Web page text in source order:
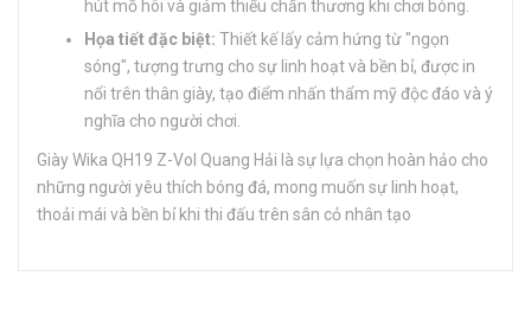
hút mồ hôi và giảm thiểu chấn thương khi chơi bóng.
Họa tiết đặc biệt: Thiết kế lấy cảm hứng từ "ngọn
sóng", tượng trưng cho sự linh hoạt và bền bỉ, được in
nổi trên thân giày, tạo điểm nhấn thẩm mỹ độc đáo và ý
nghĩa cho người chơi.
Giày Wika QH19 Z-Vol Quang Hải là sự lựa chọn hoàn hảo cho
những người yêu thích bóng đá, mong muốn sự linh hoạt,
thoải mái và bền bỉ khi thi đấu trên sân cỏ nhân tạo